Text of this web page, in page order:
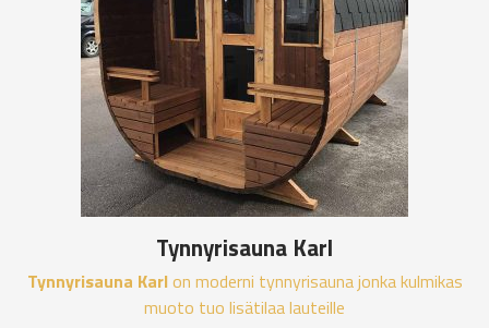
Tynnyrisauna Karl
Tynnyrisauna Karlon moderni tynnyrisauna jonka kulmikas
muoto tuo lisätilaa lauteille